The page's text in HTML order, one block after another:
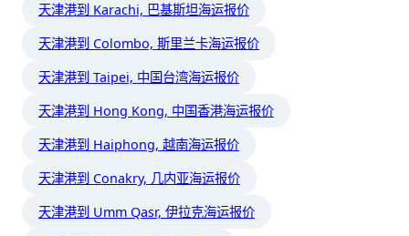
天津港到 Karachi, 巴基斯坦海运报价
天津港到 Colombo, 斯里兰卡海运报价
天津港到 Taipei, 中国台湾海运报价
天津港到 Hong Kong, 中国香港海运报价
天津港到 Haiphong, 越南海运报价
天津港到 Conakry, 几内亚海运报价
天津港到 Umm Qasr, 伊拉克海运报价